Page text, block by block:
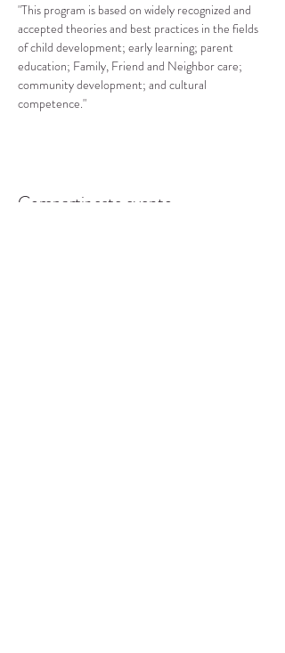
"This program is based on widely recognized and
accepted theories and best practices in the fields
of child development; early learning; parent
education; Family, Friend and Neighbor care;
community development; and cultural
competence."
Compartir este evento